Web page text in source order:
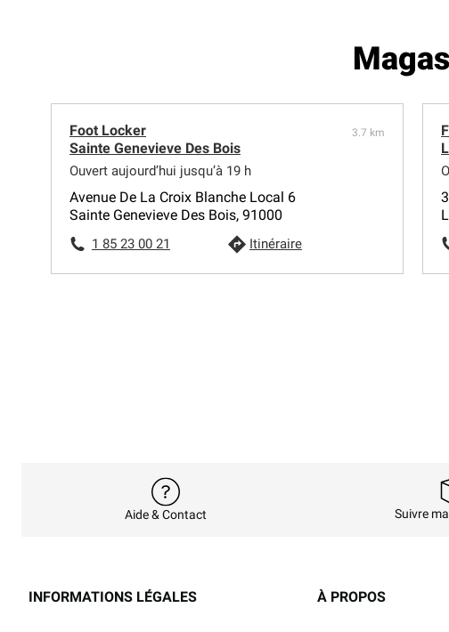
Foot Locker
Sainte Genevieve Des Bois
Ouvert aujourd’hui jusqu’à 19 h
3.7 km
Avenue De La Croix Blanche Local 6
Sainte Genevieve Des Bois, 91000
1 85 23 00 21 Itinéraire
Aide & Contact Suivre
INFORMATIONS LÉGALES À PROPOS